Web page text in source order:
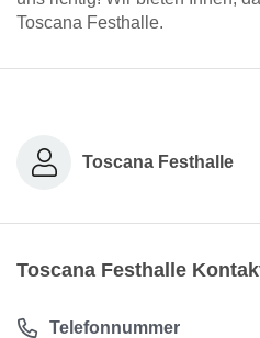
Toscana Festhalle.
Toscana Festhalle
Toscana Festhalle
Telefonnummer